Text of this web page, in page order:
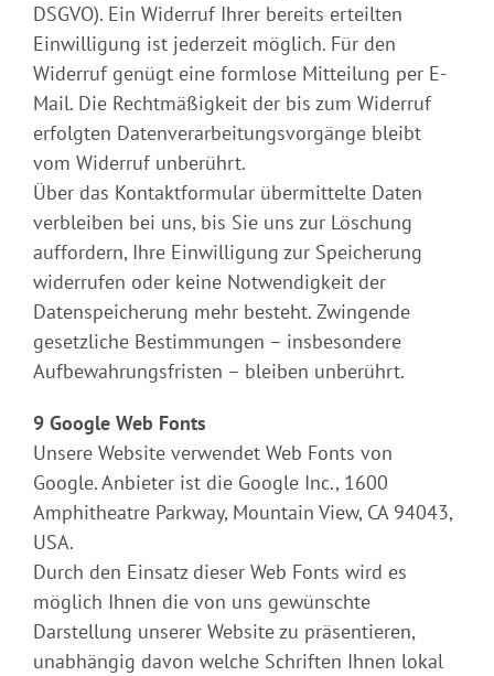
DSGVO). Ein Widerruf Ihrer bereits erteilten
Einwilligung ist jederzeit möglich. Für den
Widerruf genügt eine formlose Mitteilung per E-
Mail. Die Rechtmäßigkeit der bis zum Widerruf
erfolgten Datenverarbeitungsvorgänge bleibt
vom Widerruf unberührt.
Über das Kontaktformular übermittelte Daten
verbleiben bei uns, bis Sie uns zur Löschung
auffordern, Ihre Einwilligung zur Speicherung
widerrufen oder keine Notwendigkeit der
Datenspeicherung mehr besteht. Zwingende
gesetzliche Bestimmungen – insbesondere
Aufbewahrungsfristen – bleiben unberührt.
9 Google Web Fonts
Unsere Website verwendet Web Fonts von
Google. Anbieter ist die Google Inc., 1600
Amphitheatre Parkway, Mountain View, CA 94043,
USA.
Durch den Einsatz dieser Web Fonts wird es
möglich Ihnen die von uns gewünschte
Darstellung unserer Website zu präsentieren,
unabhängig davon welche Schriften Ihnen lokal